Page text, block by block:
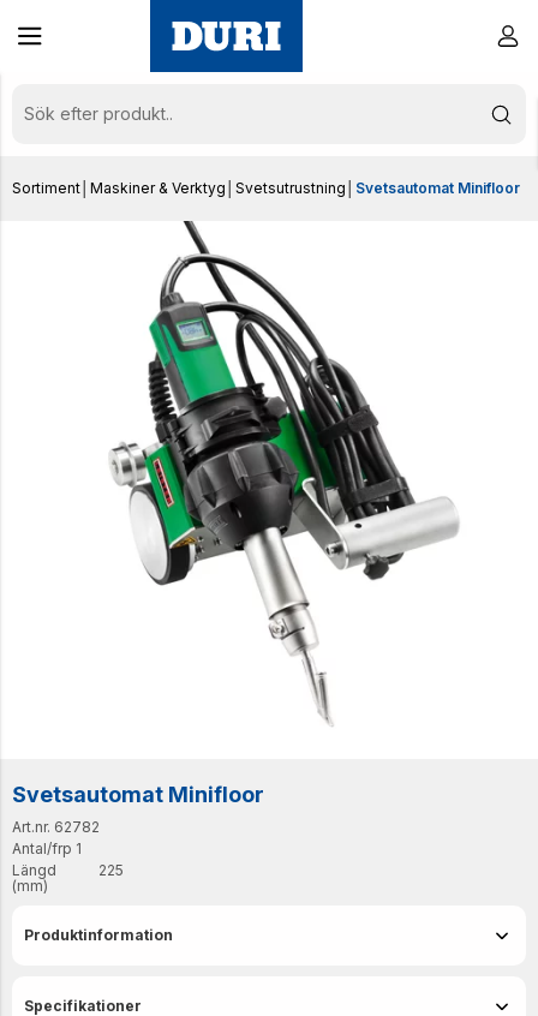
Sortiment Maskiner & Verktyg Svetsutrustning Svetsautomat Minifloor
Svetsautomat Minifloor
Art.nr. 62782
Antal/frp 1
Längd
(mm)
225
Produktinformation
Specifikationer